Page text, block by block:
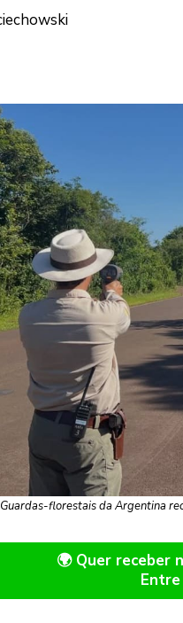
Guardas-florestais da Argentina
🌍 Quer receber
Entre